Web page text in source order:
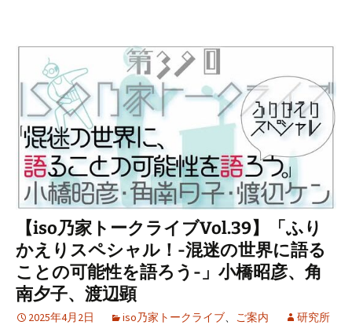
【iso乃家トークライブVol.39】「ふり
かえりスペシャル！-混迷の世界に語る
ことの可能性を語ろう-」小橋昭彦、角
南夕子、渡辺顕
2025年4月2日 iso乃家トークライブ、 ご案内
研究所